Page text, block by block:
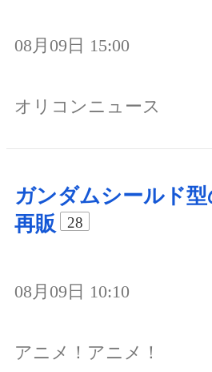
08月09日 15:00
オリコンニュース
ガンダムシールド
再販
28
08月09日 10:10
アニメ！アニメ！